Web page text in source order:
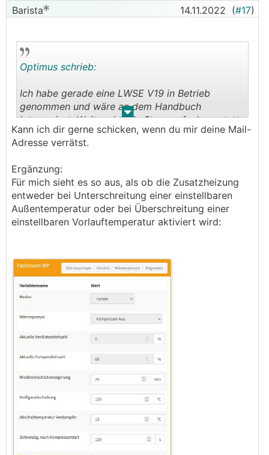
Barista 14.11.2022 (#17)
. .
Optimus schrieb:
Ich habe gerade eine LWSE V19 in Betrieb
genommen und wäre an dem Handbuch
interessiert. Weiters ist die Stromaufnahme statt
der 4,5 kW bei mehr als 5.5 kW. Kann es sein
dass der Heizstab dauernd aktiviert ist?
Kann ich dir gerne schicken, wenn du mir deine Mail-
Adresse verrätst.
Ergänzung:
Für mich sieht es so aus, als ob die Zusatzheizung
entweder bei Unterschreitung einer einstellbaren
Außentemperatur oder bei Überschreitung einer
einstellbaren Vorlauftemperatur aktiviert wird: